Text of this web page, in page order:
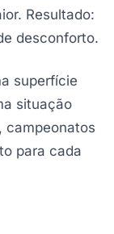
Resultado:
desconforto.
superfície
situação
campeonatos
para cada